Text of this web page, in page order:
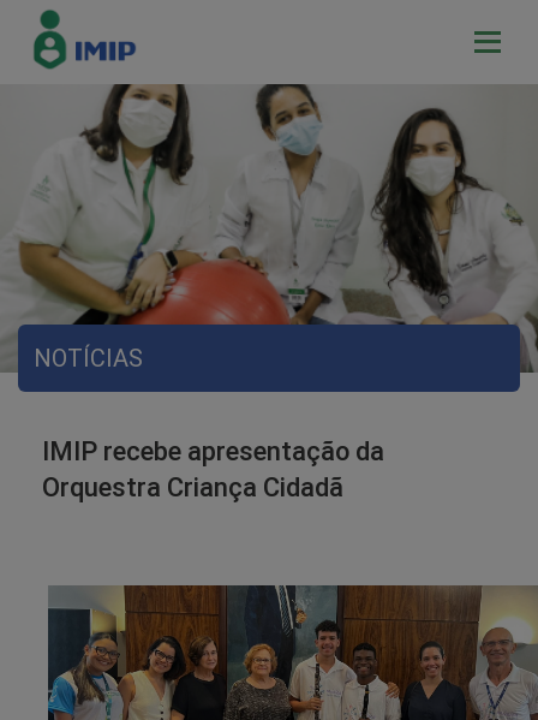
NOTÍCIAS
IMIP recebe apresentação da
Orquestra Criança Cidadã